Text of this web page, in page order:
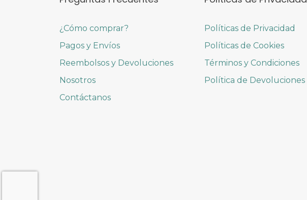
¿Cómo comprar?
Pagos y Envíos
Reembolsos y Devoluciones
Nosotros
Contáctanos
Políticas de Privacidad
Políticas de Cookies
Términos y Condiciones
Política de Devoluciones